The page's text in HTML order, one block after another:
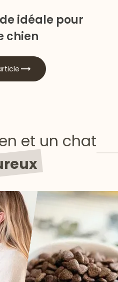
idéale pour
chien
et un chat